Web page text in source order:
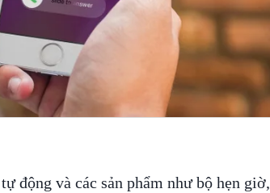
động và các sản phẩm như bộ hẹn giờ,